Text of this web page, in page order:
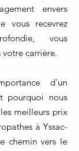
envers
vous recevrez
vous
votre carrière.
d'un
pourquoi nous
meilleurs prix
à Yssac-
chemin vers le